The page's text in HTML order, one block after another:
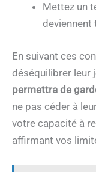
Mettez un
deviennent
En suivant ces
déséquilibrer leur
permettra de
ne pas céder à
votre capacité à
affirmant vos